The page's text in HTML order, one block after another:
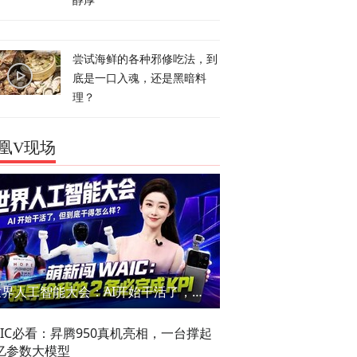
尝试海鲜的各种邪修吃法，到
底是一口入魂，还是黑暗料
理？
V现场
世界人工智能大会：AI开始干活了，但到底干的怎么样？萌新闯WAIC
必看：昇腾950真机亮相，一台撑起
参数大模型